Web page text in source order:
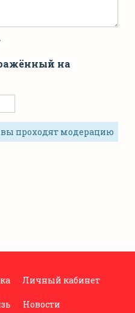
на
проходят модерацию
Личный кабинет
Новости